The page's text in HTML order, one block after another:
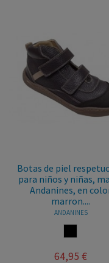
Botas de piel
para niños y niñas,
Andanines, en
marron....
ANDANINES
64,95 €